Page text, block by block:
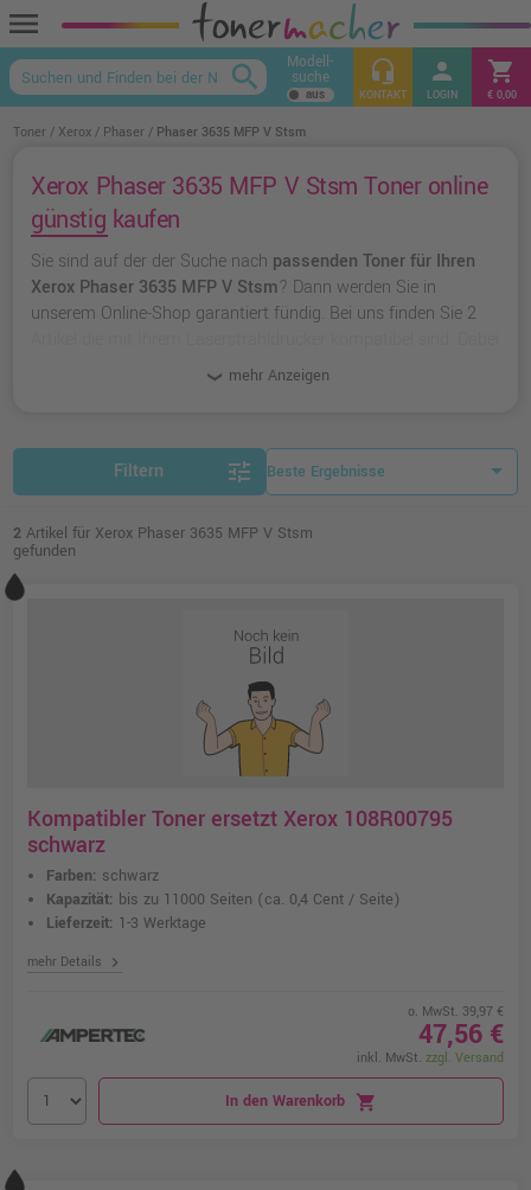
menu
keyboard_arrow_up
search Modell-
suche headset_mic
KONTAKT
person
LOGIN
shopping_cart
€ 0,00
Toner Xerox Phaser Phaser 3635 MFP V Stsm
Xerox Phaser 3635 MFP V Stsm Toner online
günstig kaufen
Sie sind auf der der Suche nach passenden Toner für Ihren
Xerox Phaser 3635 MFP V Stsm? Dann werden Sie in
unserem Online-Shop garantiert fündig. Bei uns finden Sie 2
originalen Toner von Xerox
greifen.
mehr Anzeigen
Filtern tune
2 Artikel für Xerox Phaser 3635 MFP V Stsm
gefunden
Kompatibler Toner ersetzt Xerox 108R00795
schwarz
Farben: schwarz
Kapazität: bis zu 11000 Seiten (ca. 0,4 Cent / Seite)
Lieferzeit: 1-3 Werktage
mehr Details chevron_right
o. MwSt. 39,97 €
47,56 €
inkl. MwSt. zzgl. Versand
In den Warenkorb shopping_cart